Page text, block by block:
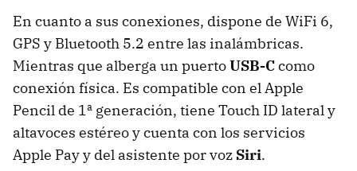
En cuanto a sus conexiones, dispone de WiFi 6,
GPS y Bluetooth 5.2 entre las inalámbricas.
Mientras que alberga un puertoUSB-Ccomo
conexión física. Es compatible con el Apple
Pencil de 1ª generación, tiene Touch ID lateral y
altavoces estéreo y cuenta con los servicios
Apple Pay y del asistente por voz Siri.